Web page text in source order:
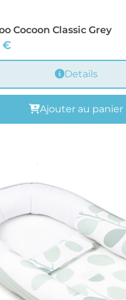
Cocoon Classic Grey
€
Details
Ajouter au panier